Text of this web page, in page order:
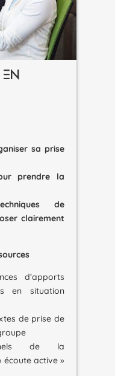
EN
sa prise
prendre la
de
clairement
d’apports
en situation
de prise de
de la
écoute active »